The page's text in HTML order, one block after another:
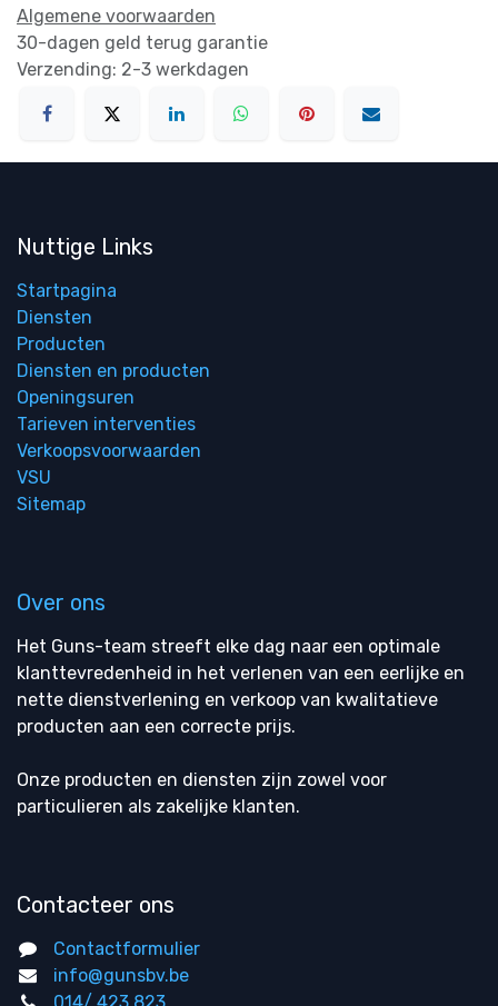
Algemene voorwaarden
30-dagen geld terug garantie
Verzending: 2-3 werkdagen
Nuttige Links
Startpagina
Diensten
Producten
Diensten en producten
Openingsuren
Tarieven interventies
Verkoopsvoorwaarden
VSU
Sitemap
Over ons
Het Guns-team streeft elke dag naar een optimale
klanttevredenheid in het verlenen van een eerlijke en
nette dienstverlening en verkoop van kwalitatieve
producten aan een correcte prijs.
Onze producten en diensten zijn zowel voor
particulieren als zakelijke klanten.
Contacteer ons
Contactformulier
info@gunsbv.be